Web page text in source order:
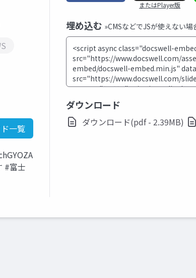
一覧
#富士
またはPlayer版
埋め込む »CMSなどでJSが使えない場
ダウンロード
ダウンロード(pdf - 2.39MB)